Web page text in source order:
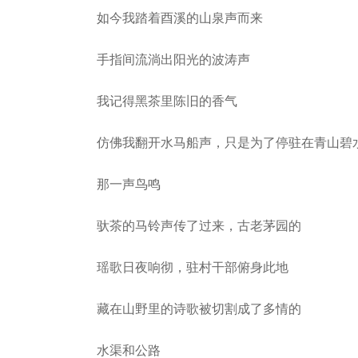
如今我踏着酉溪的山泉声而来
手指间流淌出阳光的波涛声
我记得黑茶里陈旧的香气
仿佛我翻开水马船声，只是为了停驻在青山碧
那一声鸟鸣
驮茶的马铃声传了过来，古老茅园的
瑶歌日夜响彻，驻村干部俯身此地
藏在山野里的诗歌被切割成了多情的
水渠和公路